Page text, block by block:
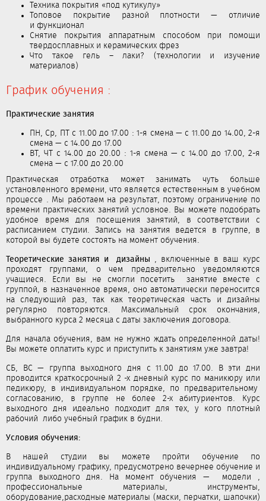
Техника покрытия «под кутикулу»
Топовое покрытие разной плотности — отличие
и функционал
Снятие покрытия аппаратным способом при помощи
твердосплавных и керамических фрез
Что такое гель – лаки? (технологии и изучение
материалов)
График обучения :
Практические занятия
ПН, Ср, ПТ с 11.00 до 17.00 : 1-я смена — с 11.00 до 14.00, 2-я
смена — с 14.00 до 17.00
ВТ, ЧТ с 14.00 до 20.00 : 1-я смена — с 14.00 до 17.00, 2-я
смена — с 17.00 до 20.00
Практическая отработка может занимать чуть больше
установленного времени, что является естественным в учебном
процессе . Мы работаем на результат, поэтому ограничение по
времени практических занятий условное. Вы можете подобрать
удобное время для посещения занятий, в соответствии с
расписанием студии. Запись на занятия ведется в группе, в
которой вы будете состоять на момент обучения.
Теоретические занятия и дизайны , включенные в ваш курс
проходят группами, о чем предварительно уведомляются
учащиеся. Если вы не смогли посетить занятие вместе с
группой, в назначенное время, оно автоматически переносится
на следующий раз, так как теоретическая часть и дизайны
регулярно повторяются. Максимальный срок окончания,
выбранного курса 2 месяца с даты заключения договора.
Для начала обучения, вам не нужно ждать определенной даты!
Вы можете оплатить курс и приступить к занятиям уже завтра!
СБ, ВС — группа выходного дня с 11.00 до 17.00. В эти дни
проводится краткосрочный 2 -х дневный курс по маникюру или
педикюру, в индивидуальном порядке, по предварительному
согласованию, в группе не более 2-х абитуриентов. Курс
выходного дня идеально подходит для тех, у кого плотный
рабочий либо учебный график в будни.
Условия обучения:
В нашей студии вы можете пройти обучение по
индивидуальному графику, предусмотрено вечернее обучение и
группа выходного дня. На момент обучения — модели ,
профессиональные материалы, инструменты,
оборудование,расходные материалы (маски, перчатки, шапочки)